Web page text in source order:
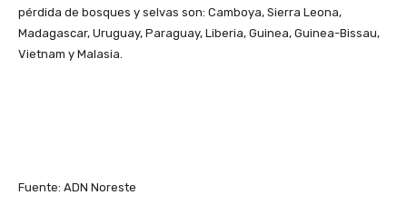
pérdida de bosques y selvas son: Camboya, Sierra Leona,
Madagascar, Uruguay, Paraguay, Liberia, Guinea, Guinea-Bissau,
Vietnam y Malasia.
Fuente: ADN Noreste